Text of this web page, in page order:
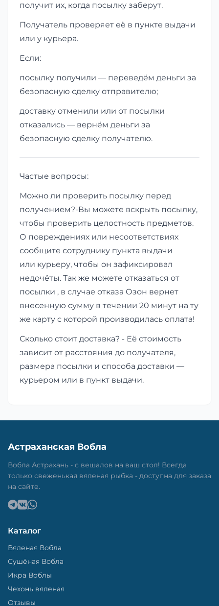
получит их, когда посылку заберут.
Получатель проверяет её в пункте выдачи
или у курьера.
Если:
посылку получили — переведём деньги за
безопасную сделку отправителю;
доставку отменили или от посылки
отказались — вернём деньги за
безопасную сделку получателю.
Частые вопросы:
Можно ли проверить посылку перед
получением?-Вы можете вскрыть посылку,
чтобы проверить целостность предметов.
О повреждениях или несоответствиях
сообщите сотруднику пункта выдачи
или курьеру, чтобы он зафиксировал
недочёты. Так же можете отказаться от
посылки , в случае отказа Озон вернет
внесенную сумму в течении 20 минут на ту
же карту с которой производилась оплата!
Сколько стоит доставка? - Её стоимость
зависит от расстояния до получателя,
размера посылки и способа доставки —
курьером или в пункт выдачи.
Астраханская Вобла
Вобла Астрахань - с вешалов на ваш стол! Всегда
только свеженькая вяленая рыбка - доступна для заказа
на сайте.
Каталог
Вяленая Вобла
Сушёная Вобла
Икра Воблы
Чехонь вяленая
Отзывы